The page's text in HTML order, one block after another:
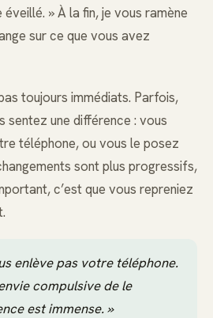
» À la fin, je vous ramène
sur ce que vous avez
toujours immédiats. Parfois,
sentez une différence : vous
téléphone, ou vous le posez
sont plus progressifs,
c’est que vous repreniez
enlève pas votre téléphone.
compulsive de le
est immense. »